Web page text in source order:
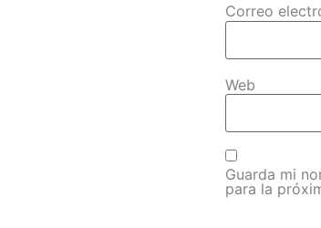
Correo
Web
Guarda mi
para la